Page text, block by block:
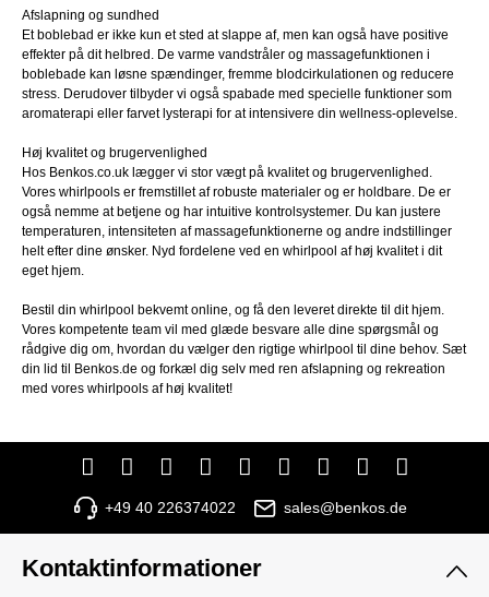
Afslapning og sundhed
Et boblebad er ikke kun et sted at slappe af, men kan også have positive
effekter på dit helbred. De varme vandstråler og massagefunktionen i
boblebade kan løsne spændinger, fremme blodcirkulationen og reducere
stress. Derudover tilbyder vi også spabade med specielle funktioner som
aromaterapi eller farvet lysterapi for at intensivere din wellness-oplevelse.
Høj kvalitet og brugervenlighed
Hos Benkos.co.uk lægger vi stor vægt på kvalitet og brugervenlighed.
Vores whirlpools er fremstillet af robuste materialer og er holdbare. De er
også nemme at betjene og har intuitive kontrolsystemer. Du kan justere
temperaturen, intensiteten af massagefunktionerne og andre indstillinger
helt efter dine ønsker. Nyd fordelene ved en whirlpool af høj kvalitet i dit
eget hjem.
Bestil din whirlpool bekvemt online, og få den leveret direkte til dit hjem.
Vores kompetente team vil med glæde besvare alle dine spørgsmål og
rådgive dig om, hvordan du vælger den rigtige whirlpool til dine behov. Sæt
din lid til Benkos.de og forkæl dig selv med ren afslapning og rekreation
med vores whirlpools af høj kvalitet!
+49 40 226374022 sales@benkos.de
Kontaktinformationer